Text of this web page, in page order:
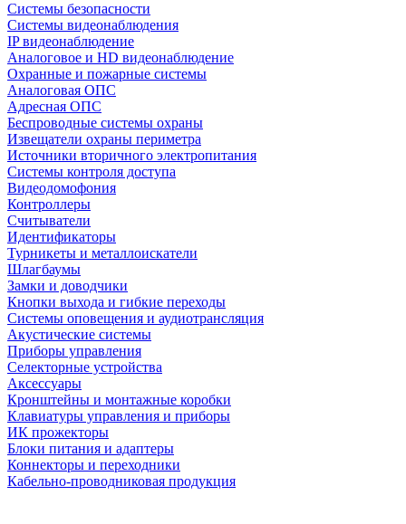
Системы безопасности
Системы видеонаблюдения
IP видеонаблюдение
Аналоговое и HD видеонаблюдение
Охранные и пожарные системы
Аналоговая ОПС
Адресная ОПС
Беспроводные системы охраны
Извещатели охраны периметра
Источники вторичного электропитания
Системы контроля доступа
Видеодомофония
Контроллеры
Считыватели
Идентификаторы
Турникеты и металлоискатели
Шлагбаумы
Замки и доводчики
Кнопки выхода и гибкие переходы
Системы оповещения и аудиотрансляция
Акустические системы
Приборы управления
Селекторные устройства
Аксессуары
Кронштейны и монтажные коробки
Клавиатуры управления и приборы
ИК прожекторы
Блоки питания и адаптеры
Коннекторы и переходники
Кабельно-проводниковая продукция